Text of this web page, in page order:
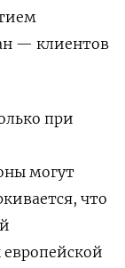
— клиентов
при
могут
что